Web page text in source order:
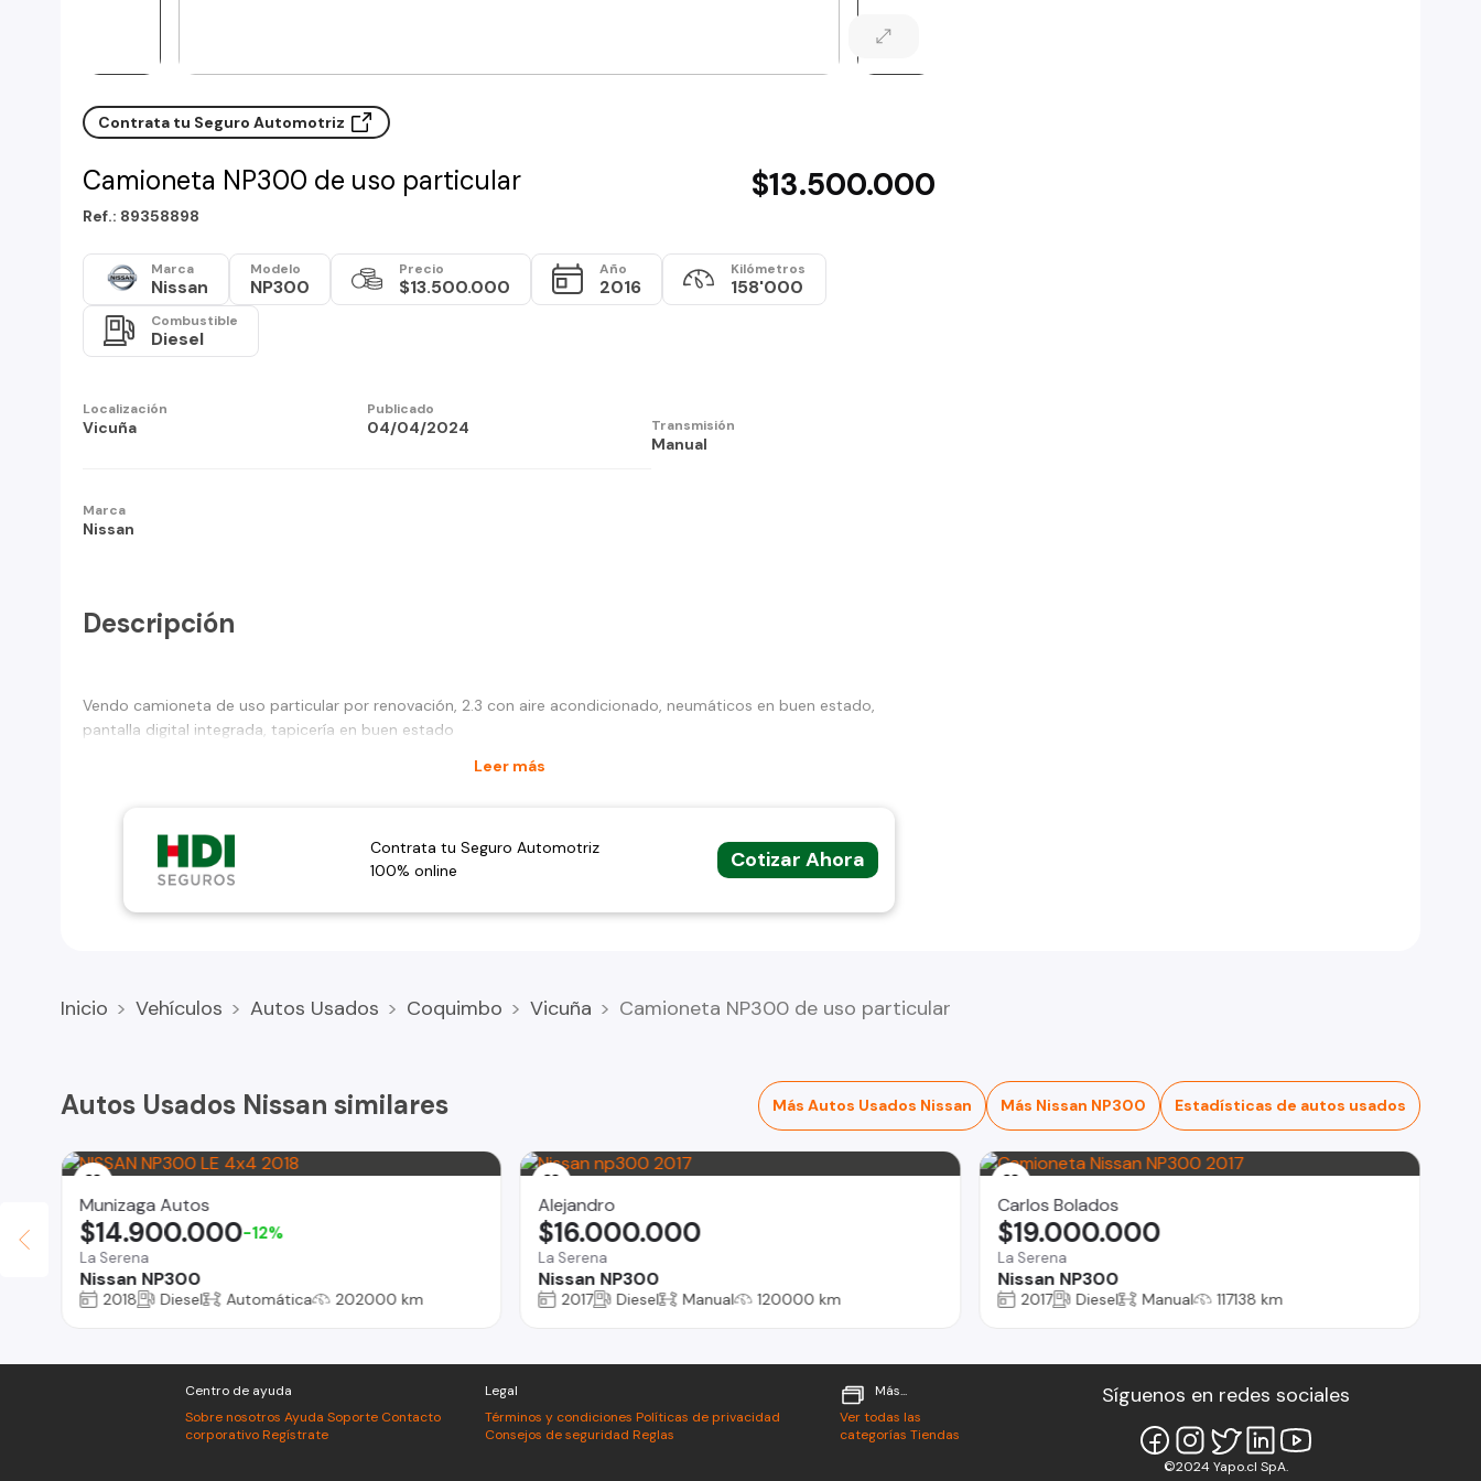
Contrata tu Seguro Automotriz
Camioneta NP300 de uso particular $13.500.000
Ref.: 89358898
Marca
Nissan
Modelo
NP300
Precio
$13.500.000
Año
2016
Kilómetros
158'000
Combustible
Diesel
Localización
Vicuña
Publicado
04/04/2024 Transmisión
Manual
Marca
Nissan
Descripción
Vendo camioneta de uso particular por renovación, 2.3 con aire acondicionado, neumáticos en buen estado,
pantalla digital integrada, tapicería en buen estado
Leer más
Contrata tu Seguro Automotriz
100% online
Cotizar Ahora
Inicio Vehículos Autos Usados Coquimbo Vicuña Camioneta NP300 de uso particular
Autos Usados Nissan similares Más Autos Usados Nissan Más Nissan NP300 Estadísticas de autos usados
Munizaga Autos
La Serena
Nissan NP300
$14.900.000-12%
2018 Diesel Automática 202000 km
Alejandro
La Serena
Nissan NP300
$16.000.000
2017 Diesel Manual 120000 km
Carlos Bolados
La Serena
Nissan NP300
$19.000.000
2017 Diesel Manual 117138 km
Centro de ayuda
Sobre nosotros Ayuda Soporte Contacto
corporativo Regístrate
Legal
Términos y condiciones Políticas de privacidad
Consejos de seguridad Reglas
Más...
Ver todas las
categorías Tiendas
Síguenos en redes sociales
©2024 Yapo.cl SpA.